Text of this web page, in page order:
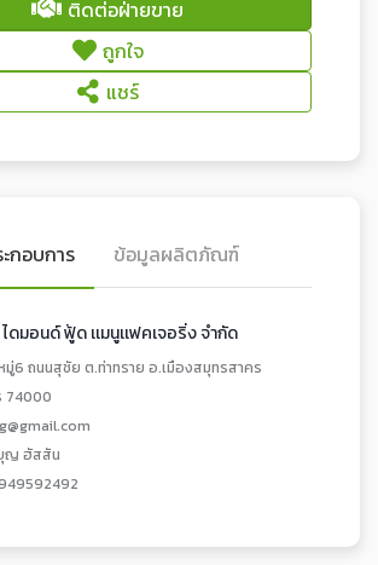
ติดต่อฝ่ายขาย
ถูกใจ
แชร์
กอบการ ข้อมูลผลิตภัณฑ์
ดมอนด์ ฟู้ด เเมนูเเฟคเจอริ่ง จํากัด
มู่6 ถนนสุชัย ต.ท่าทราย อ.เมืองสมุทรสาคร
74000
ญ ฮัสสัน